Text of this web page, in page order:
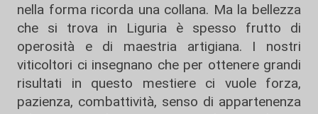
nella forma ricorda una collana. Ma la bellezza
che si trova in Liguria è spesso frutto di
operosità e di maestria artigiana. I nostri
viticoltori ci insegnano che per ottenere grandi
risultati in questo mestiere ci vuole forza,
pazienza, combattività, senso di appartenenza